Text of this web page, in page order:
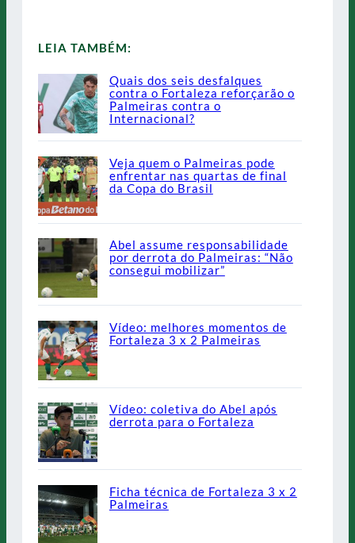
LEIA TAMBÉM:
Quais dos seis desfalques
contra o Fortaleza reforçarão o
Palmeiras contra o
Internacional?
Veja quem o Palmeiras pode
enfrentar nas quartas de final
da Copa do Brasil
Abel assume responsabilidade
por derrota do Palmeiras: “Não
consegui mobilizar”
Vídeo: melhores momentos de
Fortaleza 3 x 2 Palmeiras
Vídeo: coletiva do Abel após
derrota para o Fortaleza
Ficha técnica de Fortaleza 3 x 2
Palmeiras